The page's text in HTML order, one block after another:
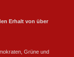
Erhalt von über
Grüne und